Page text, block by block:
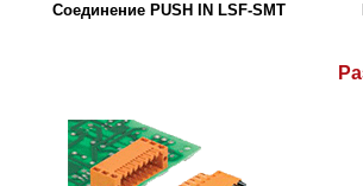
Соединение PUSH IN LSF-SMT